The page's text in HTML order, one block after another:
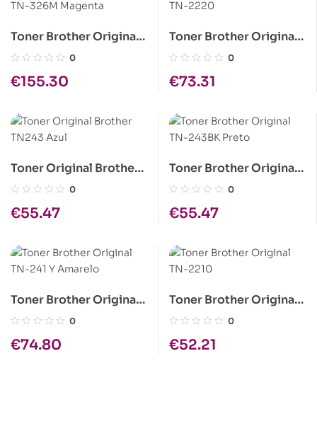
Toner Brother Original
TN-326M Magenta
0
€155.30
Toner Brother Original
TN-2220 0
€73.31
Toner Original Brother
TN243 Azul
0
€55.47
Toner Brother Original
TN-243BK Preto
0
€55.47
Toner Brother Original
TN-241 Y Amarelo
0
€74.80
Toner Brother Original
TN-2210
0
€52.21